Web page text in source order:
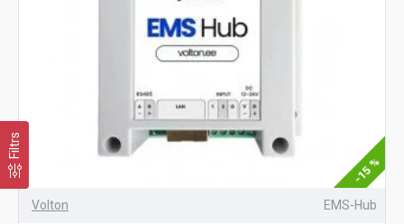
-15 %
Volton EMS-Hub
Filtrs